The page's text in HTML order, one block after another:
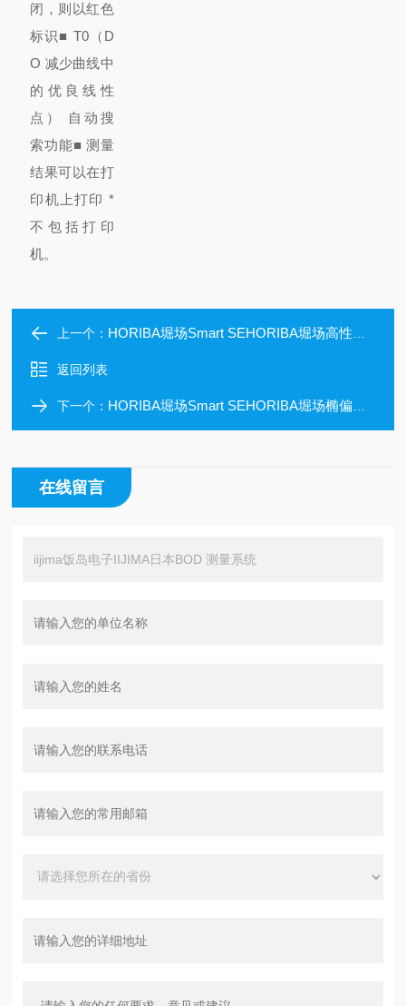
闭，则以红色
标识■ T0（D
O 减少曲线中
的优良线性
点） 自动搜
索功能■ 测量
结果可以在打
印机 上打印 *
不包括打印
机。
上一个： HORIBA堀场Smart SEHORIBA堀场高性价比椭偏仪
返回列表
下一个： HORIBA堀场Smart SEHORIBA堀场椭偏仪功能*
在线留言